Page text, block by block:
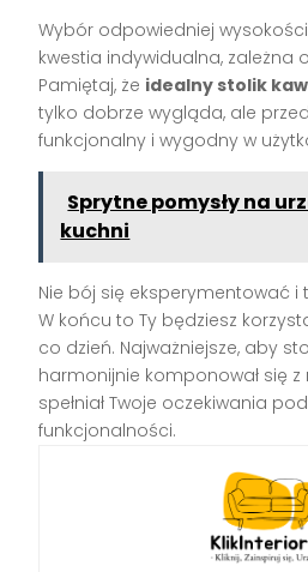
Wybór odpowiedniej
kwestia indywidualna, zależna
Pamiętaj, że idealny stolik
tylko dobrze wygląda, ale
funkcjonalny i wygodny w
Sprytne pomysły na
kuchni
Nie bój się eksperymentować
W końcu to Ty będziesz
co dzień. Najważniejsze, aby
harmonijnie komponował się z
spełniał Twoje oczekiwania
funkcjonalności.